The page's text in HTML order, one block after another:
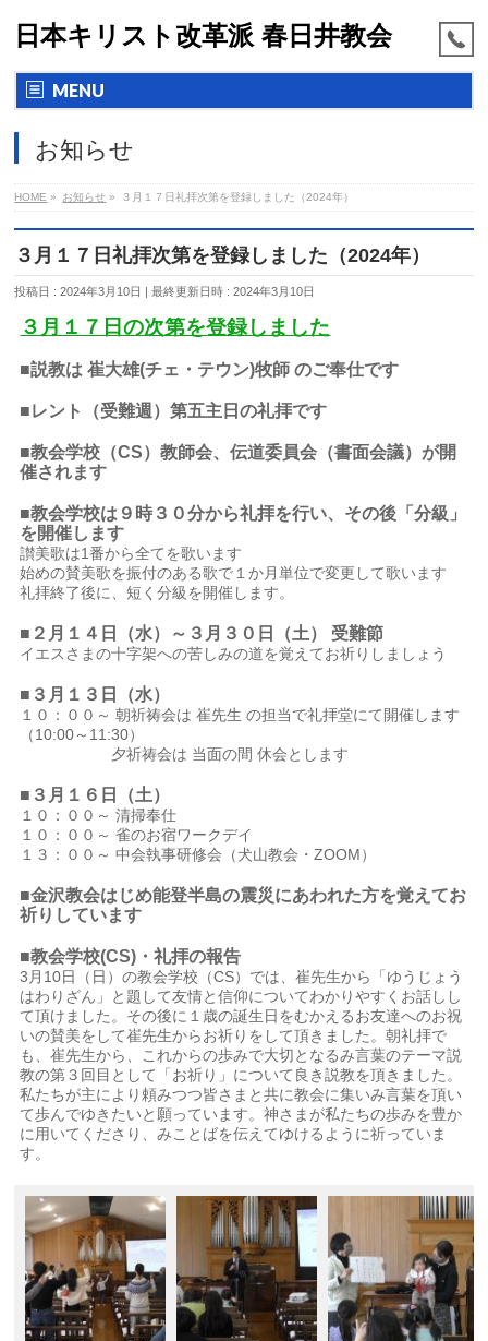
日本キリスト改革派 春日井教会
MENU
お知らせ
HOME » お知らせ » ３月１７日礼拝次第を登録しました（2024年）
３月１７日礼拝次第を登録しました（2024年）
投稿日 : 2024年3月10日 最終更新日時 : 2024年3月10日
３月１７日の次第を登録しました
■説教は 崔大雄(チェ・テウン)牧師 のご奉仕です
■レント（受難週）第五主日の礼拝です
■教会学校（CS）教師会、伝道委員会（書面会議）が開
催されます
■教会学校は９時３０分から礼拝を行い、その後「分級」
を開催します
讃美歌は1番から全てを歌います
始めの賛美歌を振付のある歌で１か月単位で変更して歌います
礼拝終了後に、短く分級を開催します。
■２月１４日（水）～３月３０日（土） 受難節
イエスさまの十字架への苦しみの道を覚えてお祈りしましょう
■３月１３ 日（水）
１０：００～ 朝祈祷会は 崔先生 の担当で礼拝堂にて開催します
（10:00～11:30）
夕祈祷会は 当面の間 休会とします
■３月１６日（土）
１０：００～ 清掃奉仕
１０：００～ 雀のお宿ワークデイ
１３：００～ 中会執事研修会（犬山教会・ZOOM）
■金沢教会はじめ能登半島の震災にあわれた方を覚えてお
祈りしています
■教会学校(CS)・礼拝の報告
3月10日（日）の教会学校（CS）では、崔先生から「ゆうじょう
はわりざん」と題して友情と信仰についてわかりやすくお話しし
て頂けました。その後に１歳の誕生日をむかえるお友達へのお祝
いの賛美をして崔先生からお祈りをして頂きました。朝礼拝で
も、崔先生から、これからの歩みで大切となるみ言葉のテーマ説
教の第３回目として「お祈り」について良き説教を頂きました。
私たちが主により頼みつつ皆さまと共に教会に集いみ言葉を頂い
て歩んでゆきたいと願っています。神さまが私たちの歩みを豊か
に用いてくださり、みことばを伝えてゆけるように祈っていま
す。